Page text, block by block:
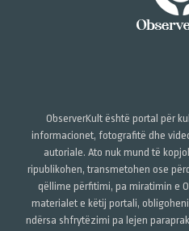
ObserverKult është portal për
informacionet, fotografitë dhe
autoriale. Ato nuk mund të
ripublikohen, transmetohen ose
qëllime përfitimi, pa miratimin e
materialet e këtij portali,
ndërsa shfrytëzimi pa lejen